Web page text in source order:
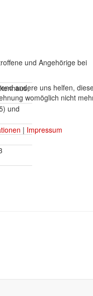
und Angehörige bei
und
andere uns helfen,
womöglich nicht
| Impressum